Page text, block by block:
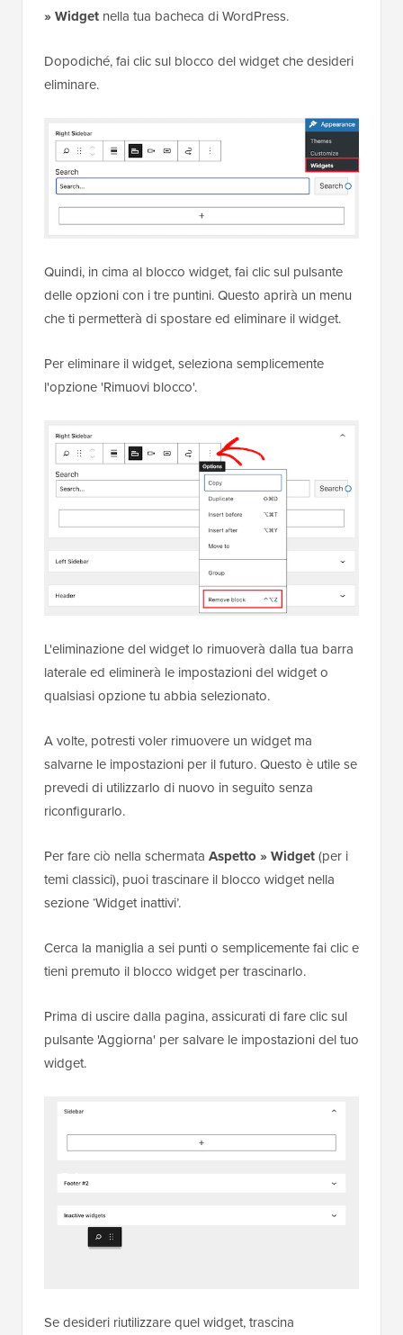
» Widget nella tua bacheca di WordPress.
Dopodiché, fai clic sul blocco del widget che desideri
eliminare.
Quindi, in cima al blocco widget, fai clic sul pulsante
delle opzioni con i tre puntini. Questo aprirà un menu
che ti permetterà di spostare ed eliminare il widget.
Per eliminare il widget, seleziona semplicemente
l'opzione 'Rimuovi blocco'.
L'eliminazione del widget lo rimuoverà dalla tua barra
laterale ed eliminerà le impostazioni del widget o
qualsiasi opzione tu abbia selezionato.
A volte, potresti voler rimuovere un widget ma
salvarne le impostazioni per il futuro. Questo è utile se
prevedi di utilizzarlo di nuovo in seguito senza
riconfigurarlo.
Per fare ciò nella schermata Aspetto » Widget(per i
temi classici), puoi trascinare il blocco widget nella
sezione ‘Widget inattivi’.
Cerca la maniglia a sei punti o semplicemente fai clic e
tieni premuto il blocco widget per trascinarlo.
Prima di uscire dalla pagina, assicurati di fare clic sul
pulsante 'Aggiorna' per salvare le impostazioni del tuo
widget.
Se desideri riutilizzare quel widget, trascina